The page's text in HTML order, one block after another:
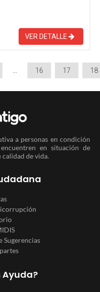
VER DETALLE
16 17 18
a personas en condición
en situación de
calidad de vida.
Sugerencias
Ayuda?